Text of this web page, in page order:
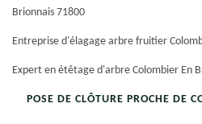
Brionnais 71800
Entreprise d'élagage arbre fruitier
Expert en étêtage d'arbre Colombier En
POSE DE CLÔTURE PROCHE DE